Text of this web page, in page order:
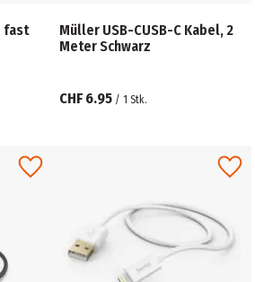
Müller USB-CUSB-C Kabel, 2
Meter Schwarz
CHF 6.95 / 1 Stk.